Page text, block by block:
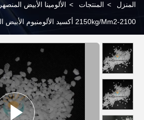
المنزل > المنتجات > الألومينا الأبيض المنصهر
2100-2150kg/Mm2 أكسيد الألومنيوم الأبيض المذاب لمواد البناء